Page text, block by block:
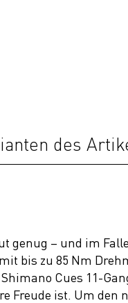
des
genug – und im
bis zu 85 Nm
Cues 11-
Freude ist. Um